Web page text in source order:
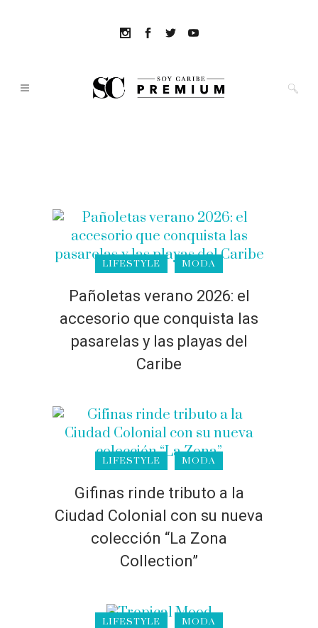
LIFESTYLE MODA
Pañoletas verano 2026: el
accesorio que conquista las
pasarelas y las playas del
Caribe
LIFESTYLE MODA
Gifinas rinde tributo a la
Ciudad Colonial con su nueva
colección “La Zona
Collection”
LIFESTYLE MODA